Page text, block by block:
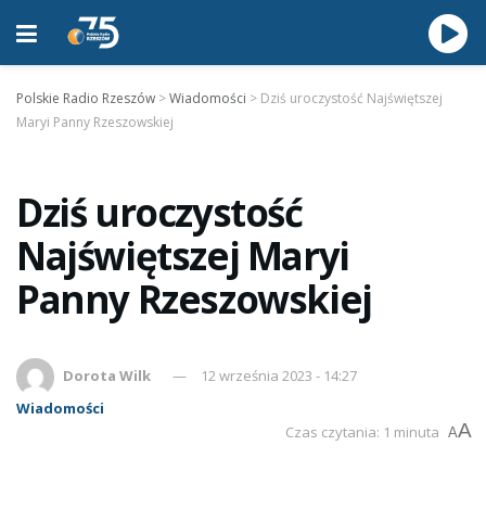
Polskie Radio Rzeszów >Wiadomości > Dziś uroczystość Najświętszej
Maryi Panny Rzeszowskiej
Dziś uroczystość
Najświętszej Maryi
Panny Rzeszowskiej
Dorota Wilk
12 września 2023 - 14:27
Wiadomości
Czas czytania: 1 minuta AA